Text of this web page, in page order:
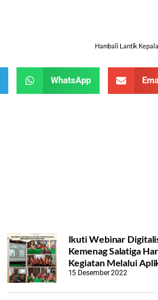
Hambali Lantik
WhatsApp
Ikuti Webinar
Kemenag Salatiga
Kegiatan Melalui
15 Desember 2022